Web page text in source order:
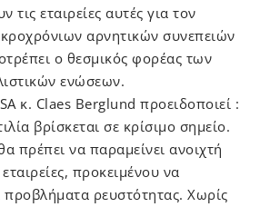
τις εταιρείες αυτές για τον
αρνητικών συνεπειών
ο θεσμικός φορέας των
ενώσεων.
κ. Claes Berglund προειδοποιεί :
βρίσκεται σε κρίσιμο σημείο.
πρέπει να παραμείνει ανοιχτή
εταιρείες, προκειμένου να
προβλήματα ρευστότητας. Χωρίς